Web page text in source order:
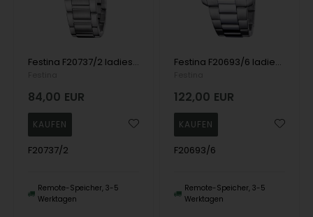
Festina F20737/2 ladies watch 34mm 5ATM
84,00 EUR
F20737/2
Remote-Speicher, 3-5
Werktagen
Festina F20693/6 ladies watch Chronograph 39mm 10ATM
122,00 EUR
F20693/6
Remote-Speicher, 3-5
Werktagen